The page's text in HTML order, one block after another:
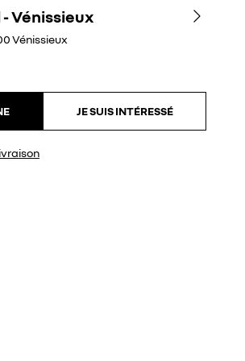
Vénissieux
Vénissieux
JE SUIS INTÉRESSÉ